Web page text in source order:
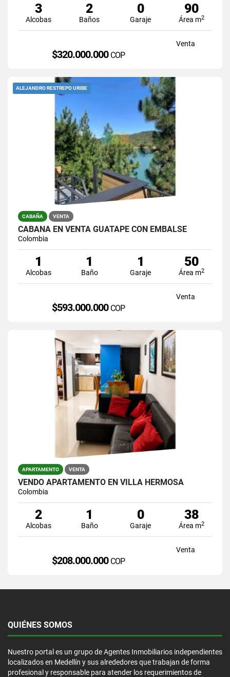
3
Alcobas
2
Baños
0
Garaje
90
Área m2
Venta
$320.000.000 COP
ALEJANDRO RESTREPO URIBE
CABAÑA VENTA
CABAÑA EN VENTA GUATAPE CON EMBALSE
Colombia
1
Alcobas
1
Baño
1
Garaje
50
Área m2
Venta
$593.000.000 COP
APARTAMENTO VENTA
VENDO APARTAMENTO EN VILLA HERMOSA
Colombia
2
Alcobas
1
Baño
0
Garaje
38
Área m2
Venta
$208.000.000 COP
QUIÉNES SOMOS
Nuestro portal es un grupo de Agentes Inmobiliarios independientes
localizados en Medellín y sus alrededores que trabajan de forma
profesional y responsable para atender los requerimientos de